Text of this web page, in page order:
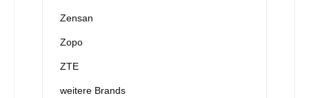
Zensan
Zopo
ZTE
weitere Brands